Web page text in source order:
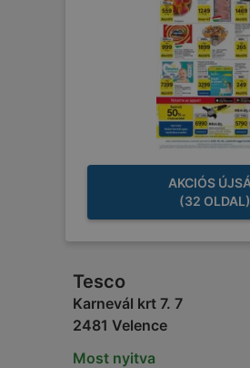
AKCIÓS
(32 OLDAL)
Tesco
Karnevál krt 7. 7
2481 Velence
Most nyitva